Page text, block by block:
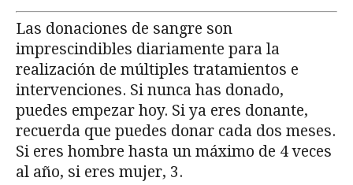
Las donaciones de sangre son
imprescindibles diariamente para la
realización de múltiples tratamientos e
intervenciones. Si nunca has donado,
puedes empezar hoy. Si ya eres donante,
recuerda que puedes donar cada dos meses.
Si eres hombre hasta un máximo de 4 veces
al año, si eres mujer, 3.